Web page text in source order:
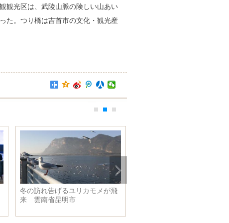
観光区は、武陵山脈の険しい山あい
た。つり橋は吉首市の文化・観光産
で空爆 ７人死
紅葉の季節を楽しむ人々 江西
省廬山風景区